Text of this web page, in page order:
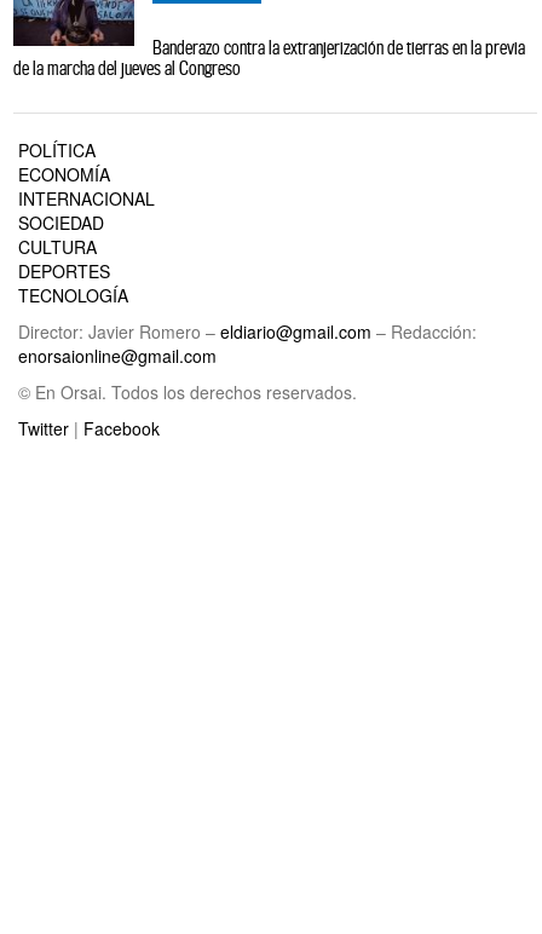
Banderazo contra la extranjerización de tierras en la previa
de la marcha del jueves al Congreso
POLÍTICA
ECONOMÍA
INTERNACIONAL
SOCIEDAD
CULTURA
DEPORTES
TECNOLOGÍA
Director: Javier Romero – eldiario@gmail.com – Redacción:
enorsaionline@gmail.com
© En Orsai. Todos los derechos reservados.
Twitter | Facebook